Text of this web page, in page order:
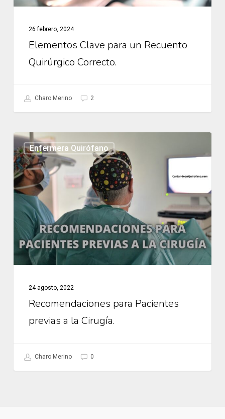
26 febrero, 2024
Elementos Clave para un Recuento
Quirúrgico Correcto.
Charo Merino 2
Enfermera Quirófano
Recomendaciones
para
Pacientes
previas
Cirugía.
24 agosto, 2022
Recomendaciones para Pacientes
previas a la Cirugía.
Charo Merino 0